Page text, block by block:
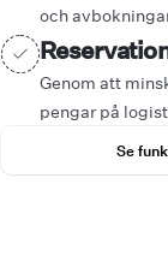
och
Genom att
pengar på
Se